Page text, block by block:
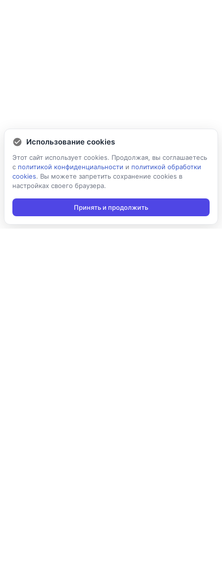
Использование cookies
Этот сайт использует cookies. Продолжая, вы соглашаетесь
с политикой конфиденциальности и политикой обработки
cookies. Вы можете запретить сохранение cookies в
настройках своего браузера.
Принять и продолжить